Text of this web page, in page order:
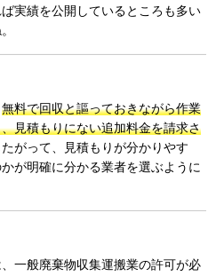
実績を公開しているところも多い
無料で回収と謳っておきながら作業
見積もりにない追加料金を請求さ
たがって、見積もりが分かりやす
が明確に分かる業者を選ぶように
一般廃棄物収集運搬業の許可が必